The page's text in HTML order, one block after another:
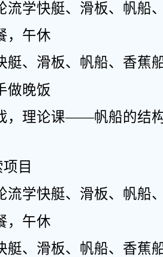
流学快艇、滑板、帆船
，午休
艇、滑板、帆船、香蕉
做晚饭
，理论课——帆船的结
目
流学快艇、滑板、帆船
，午休
艇、滑板、帆船、香蕉